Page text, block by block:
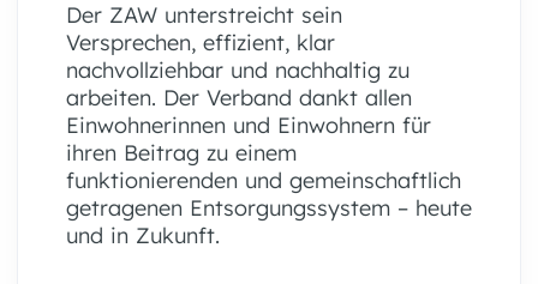
Der ZAW unterstreicht sein
Versprechen, effizient, klar
nachvollziehbar und nachhaltig zu
arbeiten. Der Verband dankt allen
Einwohnerinnen und Einwohnern für
ihren Beitrag zu einem
funktionierenden und gemeinschaftlich
getragenen Entsorgungssystem – heute
und in Zukunft.